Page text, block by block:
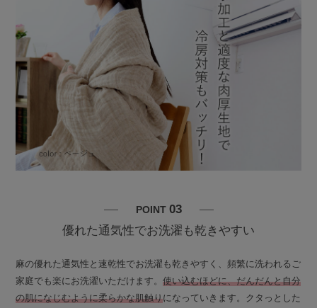
POINT 03
優れた通気性でお洗濯も乾きやすい
麻の優れた通気性と速乾性でお洗濯も乾きやすく、頻繁に洗われるご
家庭でも楽にお洗濯いただけます。使い込むほどに、だんだんと自分
の肌になじむように柔らかな肌触りになっていきます。クタっとした